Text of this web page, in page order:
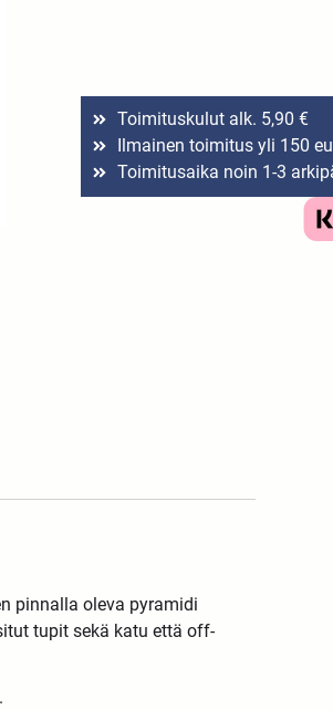
Toimituskulut alk. 5,90 €
Ilmainen toimitus yli 150
Toimitusaika noin 1-3
pinnalla oleva pyramidi
tupit sekä katu että off-